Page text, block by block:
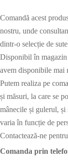
Comandă acest
nostru, unde
dintr-o selecție de
Disponibil în magazin
avem disponibile mai
Putem realiza pe
și măsuri, la care se
mânecile și gulerul,
varia în funcție de
Contactează-ne
Comanda prin